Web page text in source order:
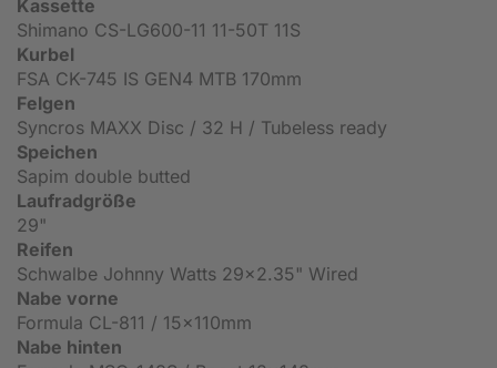
Kassette
Shimano CS-LG600-11 11-50T 11S
Kurbel
FSA CK-745 IS GEN4 MTB 170mm
Felgen
Syncros MAXX Disc / 32 H / Tubeless ready
Speichen
Sapim double butted
Laufradgröße
29"
Reifen
Schwalbe Johnny Watts 29x2.35" Wired
Nabe vorne
Formula CL-811 / 15x110mm
Nabe hinten